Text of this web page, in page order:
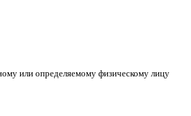
или определяемому физическому лицу